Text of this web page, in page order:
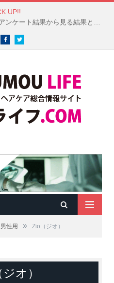
UP!!
薄毛を止めたい人必見！WEBアンケート結果から見る結果と対策
FacebookTwitter
男性用 » Zio（ジオ）
オ）